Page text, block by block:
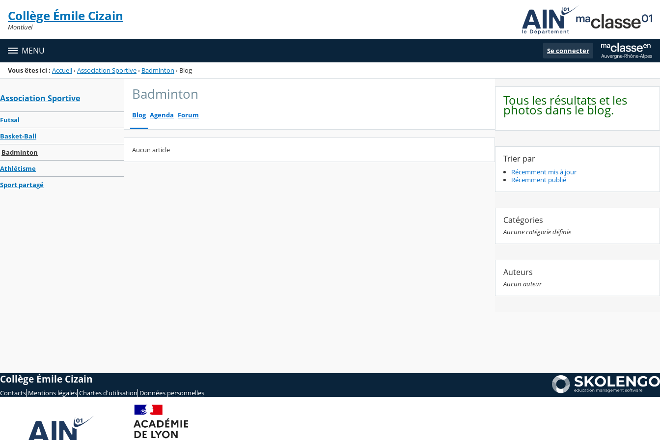
Menu de la rubrique
Contenu
Collège Émile Cizain
Montluel
MENU Se connecter
Vous êtes ici : Accueil›Association Sportive› Badminton › Blog
Association Sportive
Futsal
Basket-Ball
Badminton
Athlétisme
Sport partagé
Badminton
Blog Agenda Forum
Aucun article
Tous les résultats et les
photos dans le blog.
Trier par
Récemment mis à jour
Récemment publié
Catégories
Aucune catégorie définie
Auteurs
Aucun auteur
Collège Émile Cizain
Contacts Mentions légales Chartes d'utilisation Données personnelles